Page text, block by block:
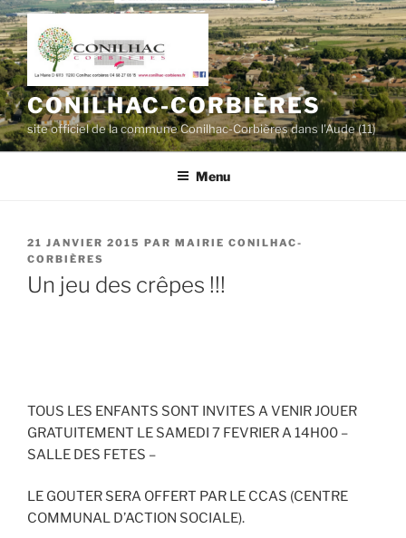
Aller
au
contenu
principal
CONILHAC-CORBIÈRES
site officiel de la commune Conilhac-Corbières dans l'Aude (11)
Menu
PUBLIÉ
LE
21 JANVIER 2015 PAR MAIRIE CONILHAC-
CORBIÈRES
Un jeu des crêpes !!!
TOUS LES ENFANTS SONT INVITES A VENIR JOUER
GRATUITEMENT LE SAMEDI 7 FEVRIER A 14H00 –
SALLE DES FETES –
LE GOUTER SERA OFFERT PAR LE CCAS (CENTRE
COMMUNAL D’ACTION SOCIALE).